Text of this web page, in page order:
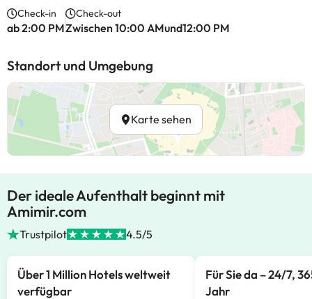
Check-in
ab 2:00 PM
Check-out
Zwischen 10:00 AMund12:00 PM
Standort und Umgebung
Karte sehen
Der ideale Aufenthalt beginnt mit
Amimir.com
Trustpilot 4.5/5
Über 1 Million Hotels weltweit
verfügbar
Für Sie da – 24/7,
Jahr